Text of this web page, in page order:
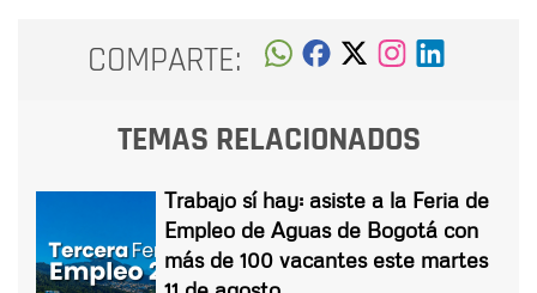
COMPARTE:
TEMAS RELACIONADOS
Trabajo sí hay: asiste a la Feria de
Empleo de Aguas de Bogotá con
más de 100 vacantes este martes